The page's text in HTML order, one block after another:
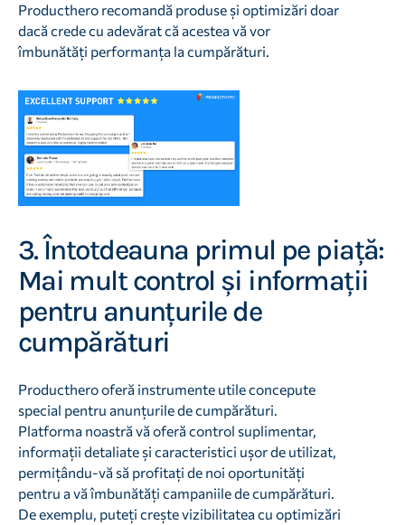
Producthero recomandă produse și optimizări doar
dacă crede cu adevărat că acestea vă vor
îmbunătăți performanța la cumpărături.
3. Întotdeauna primul pe piață:
Mai mult control și informații
pentru anunțurile de
cumpărături
Producthero oferă instrumente utile concepute
special pentru anunțurile de cumpărături.
Platforma noastră vă oferă control suplimentar,
informații detaliate și caracteristici ușor de utilizat,
permițându-vă să profitați de noi oportunități
pentru a vă îmbunătăți campaniile de cumpărături.
De exemplu, puteți crește vizibilitatea cu optimizări